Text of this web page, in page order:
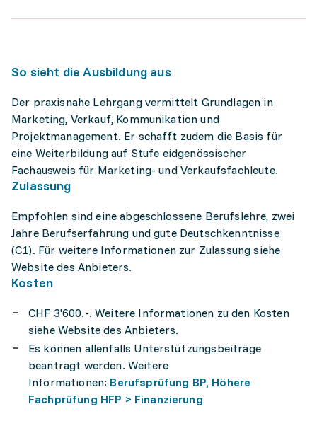
So sieht die Ausbildung aus
Der praxisnahe Lehrgang vermittelt Grundlagen in
Marketing, Verkauf, Kommunikation und
Projektmanagement. Er schafft zudem die Basis für
eine Weiterbildung auf Stufe eidgenössischer
Fachausweis für Marketing- und Verkaufsfachleute.
Zulassung
Empfohlen sind eine abgeschlossene Berufslehre, zwei
Jahre Berufserfahrung und gute Deutschkenntnisse
(C1). Für weitere Informationen zur Zulassung siehe
Website des Anbieters.
Kosten
CHF 3'600.-. Weitere Informationen zu den Kosten
siehe Website des Anbieters.
Es können allenfalls Unterstützungsbeiträge
beantragt werden. Weitere
Informationen: Berufsprüfung BP, Höhere
Fachprüfung HFP > Finanzierung